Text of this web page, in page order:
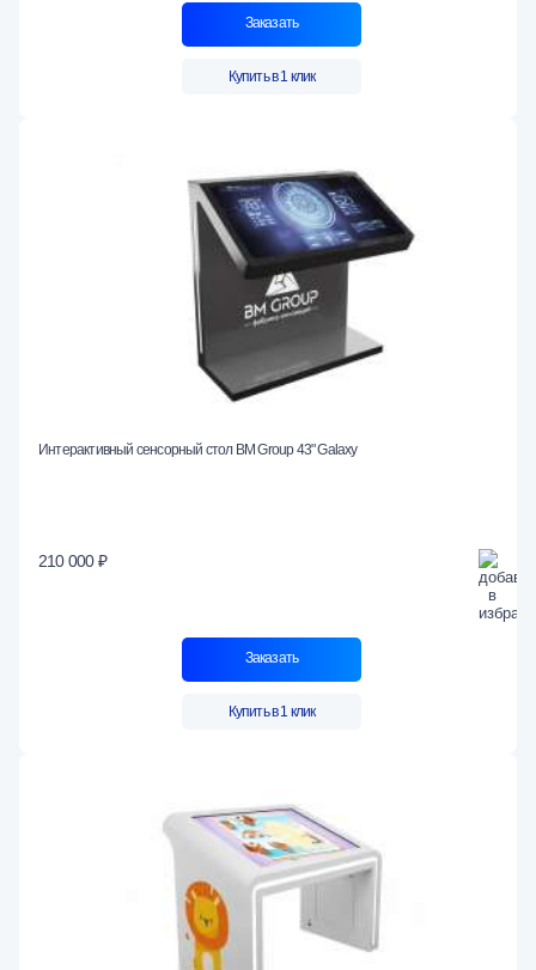
Заказать
Купить в 1 клик
Интерактивный сенсорный стол BM Group 43" Galaxy
210 000 ₽
Заказать
Купить в 1 клик